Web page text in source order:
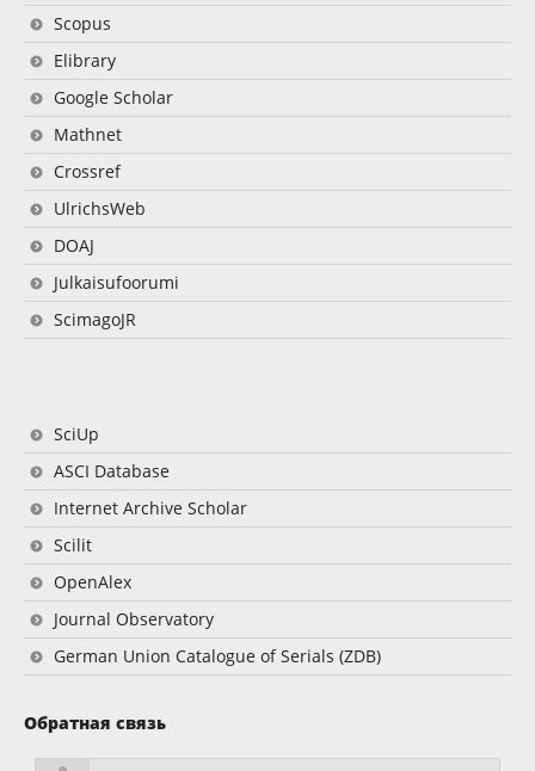
Scopus
Elibrary
Google Scholar
Mathnet
Crossref
UlrichsWeb
DOAJ
Julkaisufoorumi
ScimagoJR
SciUp
ASCI Database
Internet Archive Scholar
Scilit
OpenAlex
Journal Observatory
German Union Catalogue of Serials (ZDB)
Обратная связь